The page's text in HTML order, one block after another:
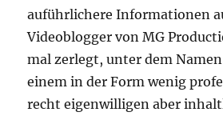
auführlichere Informationen
Videoblogger von MG
mal zerlegt, unter dem
einem in der Form wenig
recht eigenwilligen aber